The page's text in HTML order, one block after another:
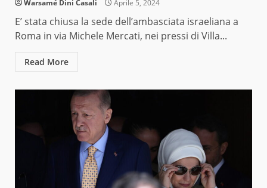
Warsamé Dini Casali Aprile 5, 2024
E’ stata chiusa la sede dell’ambasciata israeliana a
Roma in via Michele Mercati, nei pressi di Villa...
Read More